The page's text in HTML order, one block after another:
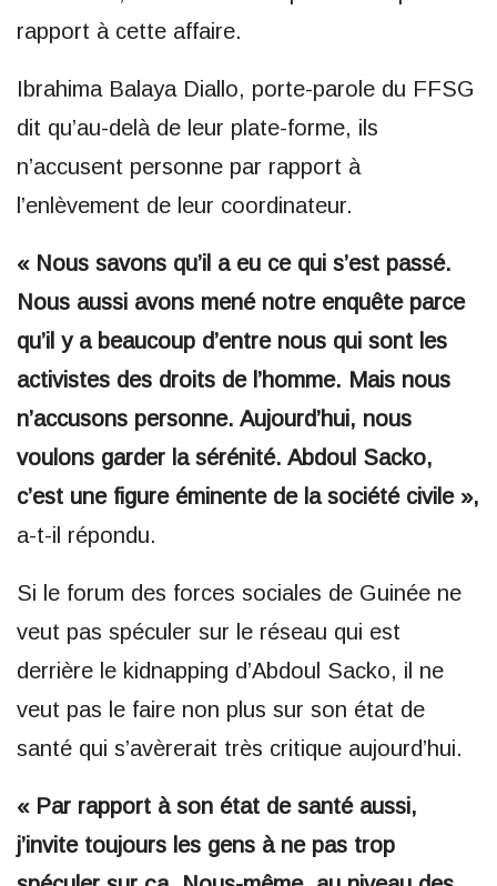
rapport à cette affaire.
Ibrahima Balaya Diallo, porte-parole du FFSG
dit qu’au-delà de leur plate-forme, ils
n’accusent personne par rapport à
l’enlèvement de leur coordinateur.
« Nous savons qu’il a eu ce qui s’est passé.
Nous aussi avons mené notre enquête parce
qu’il y a beaucoup d’entre nous qui sont les
activistes des droits de l’homme. Mais nous
n’accusons personne. Aujourd’hui, nous
voulons garder la sérénité. Abdoul Sacko,
c’est une figure éminente de la société civile »,
a-t-il répondu.
Si le forum des forces sociales de Guinée ne
veut pas spéculer sur le réseau qui est
derrière le kidnapping d’Abdoul Sacko, il ne
veut pas le faire non plus sur son état de
santé qui s’avèrerait très critique aujourd’hui.
« Par rapport à son état de santé aussi,
j’invite toujours les gens à ne pas trop